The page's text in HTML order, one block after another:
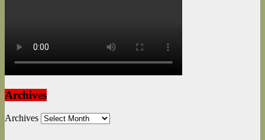
Archives
Archives